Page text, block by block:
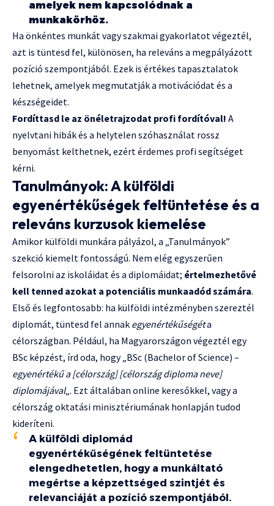
amelyek nem kapcsolódnak a
munkakörhöz.
Ha önkéntes munkát vagy szakmai gyakorlatot végeztél,
azt is tüntesd fel, különösen, ha releváns a megpályázott
pozíció szempontjából. Ezek is értékes tapasztalatok
lehetnek, amelyek megmutatják a motivációdat és a
készségeidet.
Fordíttasd le az önéletrajzodat profi fordítóval! A
nyelvtani hibák és a helytelen szóhasználat rossz
benyomást kelthetnek, ezért érdemes profi segítséget
kérni.
Tanulmányok: A külföldi
egyenértékűségek feltüntetése és a
releváns kurzusok kiemelése
Amikor külföldi munkára pályázol, a „Tanulmányok”
szekció kiemelt fontosságú. Nem elég egyszerűen
felsorolni az iskoláidat és a diplomáidat; értelmezhetővé
kell tenned azokat a potenciális munkaadód számára.
Első és legfontosabb: ha külföldi intézményben szereztél
diplomát, tüntesd fel annak egyenértékűségéta
célországban. Például, ha Magyarországon végeztél egy
BSc képzést, írd oda, hogy „BSc (Bachelor of Science) –
egyenértékű a [célország] [célország diploma neve]
diplomájával„. Ezt általában online keresőkkel, vagy a
célország oktatási minisztériumának honlapján tudod
kideríteni.
A külföldi diplomád
egyenértékűségének feltüntetése
elengedhetetlen, hogy a munkáltató
megértse a képzettséged szintjét és
relevanciáját a pozíció szempontjából.